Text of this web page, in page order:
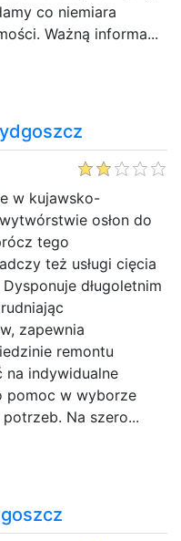
co niemiara
Ważną informa...
w kujawsko-
osłon do
tego
też usługi cięcia
długoletnim
zapewnia
remontu
na indywidualne
pomoc w wyborze
Na szero...